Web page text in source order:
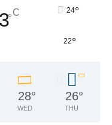
°C 24°
22°
28°
WED
26°
THU